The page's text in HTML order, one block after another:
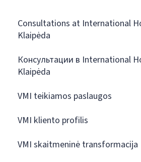
Consultations at International
Klaipėda
Консультации в International
Klaipėda
VMI teikiamos paslaugos
VMI kliento profilis
VMI skaitmeninė transformacija